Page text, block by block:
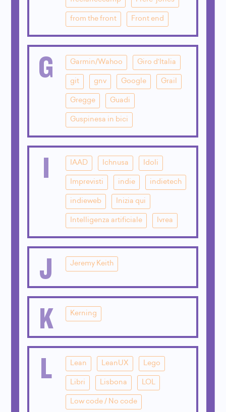
from the front Front end
G Garmin/Wahoo Giro d'Italia
git gnv Google Grail
Gregge Guadi
Guspinesa in bici
I IAAD Ichnusa Idoli
Imprevisti indie indietech
indieweb Inizia qui
Intelligenza artificiale Ivrea
J Jeremy Keith
K Kerning
L Lean LeanUX Lego
Libri Lisbona LOL
Low code / No code